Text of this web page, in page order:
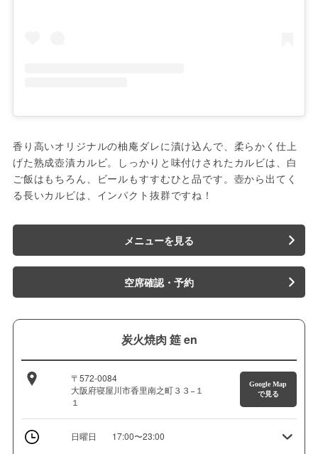
香り高いオリジナルの柚庵ダレに漬け込んで、柔らかく仕上
げた熟成壺漬カルビ。しっかりと味付けされたカルビは、白
ご飯はもちろん、ビールもすすむひと品です。壺から出てく
る長いカルビは、インパクト抜群ですね！
メニューを見る
空席確認・予約
炭火焼肉 筵 en
〒572-0084
大阪府寝屋川市香里南之町３３−１
１
Google Map
で見る
日曜日 17:00〜23:00